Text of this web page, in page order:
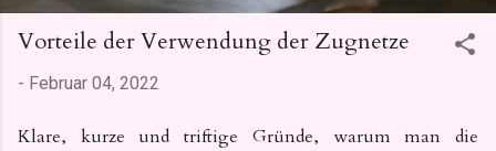
Vorteile der Verwendung der Zugnetze
- Februar 04, 2022
Klare, kurze und triftige Gründe, warum man die